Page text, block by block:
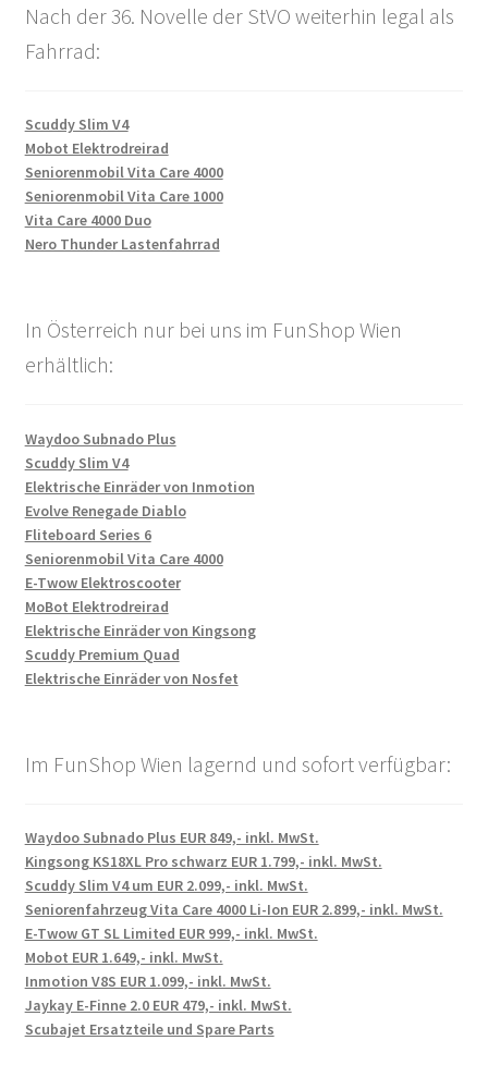
Nach der 36. Novelle der StVO weiterhin legal als
Fahrrad:
Scuddy Slim V4
Mobot Elektrodreirad
Seniorenmobil Vita Care 4000
Seniorenmobil Vita Care 1000
Vita Care 4000 Duo
Nero Thunder Lastenfahrrad
In Österreich nur bei uns im FunShop Wien
erhältlich:
Waydoo Subnado Plus
Scuddy Slim V4
Elektrische Einräder von Inmotion
Evolve Renegade Diablo
Fliteboard Series 6
Seniorenmobil Vita Care 4000
E-Twow Elektroscooter
MoBot Elektrodreirad
Elektrische Einräder von Kingsong
Scuddy Premium Quad
Elektrische Einräder von Nosfet
Im FunShop Wien lagernd und sofort verfügbar:
Waydoo Subnado Plus EUR 849,- inkl. MwSt.
Kingsong KS18XL Pro schwarz EUR 1.799,- inkl. MwSt.
Scuddy Slim V4 um EUR 2.099,- inkl. MwSt.
Seniorenfahrzeug Vita Care 4000 Li-Ion EUR 2.899,- inkl. MwSt.
E-Twow GT SL Limited EUR 999,- inkl. MwSt.
Mobot EUR 1.649,- inkl. MwSt.
Inmotion V8S EUR 1.099,- inkl. MwSt.
Jaykay E-Finne 2.0 EUR 479,- inkl. MwSt.
Scubajet Ersatzteile und Spare Parts